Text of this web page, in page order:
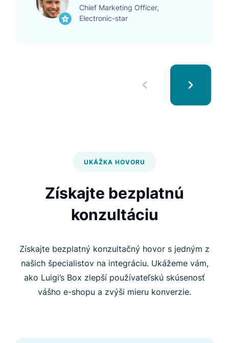
Chief Marketing Officer,
Electronic-star
UKÁŽKA HOVORU
Získajte bezplatnú
konzultáciu
Získajte bezplatný konzultačný hovor s jedným z
našich špecialistov na integráciu. Ukážeme vám,
ako Luigi’s Box zlepší používateľskú skúsenosť
vášho e-shopu a zvýši mieru konverzie.